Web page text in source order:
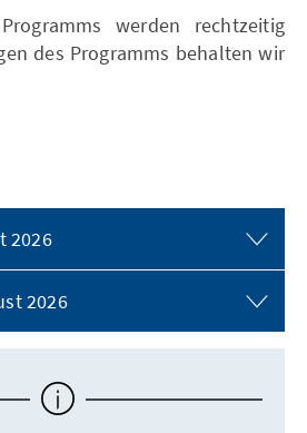
werden rechtzeitig
des Programms behalten wir
2026
2026